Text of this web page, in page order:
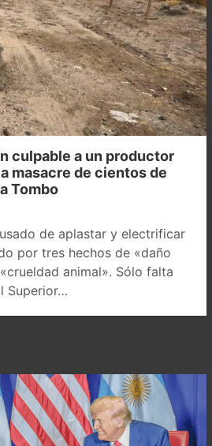
culpable a un productor
masacre de cientos de
Tombo
de aplastar y electrificar
por tres hechos de «daño
animal». Sólo falta
Superior…